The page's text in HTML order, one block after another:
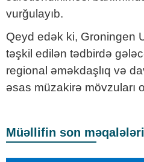
vurğulayıb.
Qeyd edək ki, Groningen
təşkil edilən tədbirdə
regional əməkdaşlıq və
əsas müzakirə mövzuları
Müəllifin son məqalələri